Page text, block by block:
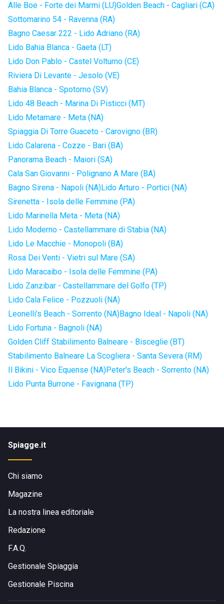
Alle Boe - Forte dei Marmi (LU)Golden Beach - Cagliari (CA)
Sottomarino 54 - Ravenna (RA)
Bagno Caesar 222 - Lido Adriano (RA)
Lido Bahia Blanca - Gaeta (LT)
Lido Don Pablo - Castel Volturno (CE)
Riviera Di Levante - Jesolo (VE)
Bahia Blanca - Spotorno (SV)
Lido 48 Beach - Marina Di Pisticci (MT)
Lido Metamare - Meta (NA)
Spiaggia Di Torre Guaceto - Carovigno (BR)
Lido Calarena - Cozze - Bari (BA)
Panorama Beach - Maiori (SA)
Cala San Giovanni - Polignano A Mare (BA)
Bagno Sirena - Napoli (NA)Lido Arturo - Portici (NA)
Sirenetta - Isola delle Femmine (PA)
Lido Marinella Meta - Meta (NA)
Lido Moderno - Castellammare di Stabia (NA)
Lido Le Macchie - Monopoli (BA)
Rosa Dei Venti - Vietri sul Mare (SA)
Lido Maracaibo - Isola delle Femmine (PA)
Lido Zanzibar - Castellammare del Golfo (TP)
Lido Cala Felice - Pozzuoli (NA)
Leonelli's Beach - Sorrento (NA)Bagno Ideal - Napoli (NA)
Lido Fortuna - Bagnoli (NA)
Golden Cliff Stabilimento Balneare - Bisceglie (BT)
Stabilimento Balneare La Scogliera - Santa Severa (RM)
Il Bikini - Vico Equense (NA)Peter's Beach - Sorrento (NA)
Lido Punta Burrone - Favignana (TP)
Spiagge.it
Chi siamo
Magazine
La nostra linea editoriale
Redazione
F.A.Q.
Gestionale Spiaggia
Gestionale Piscina